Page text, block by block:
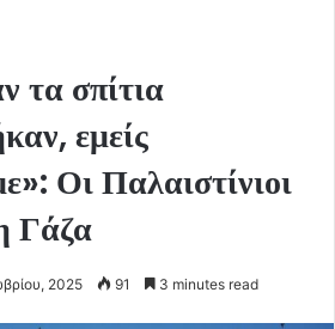
τα σπίτια
εμείς
Οι Παλαιστίνιοι
Γάζα
2025 91 3 minutes read